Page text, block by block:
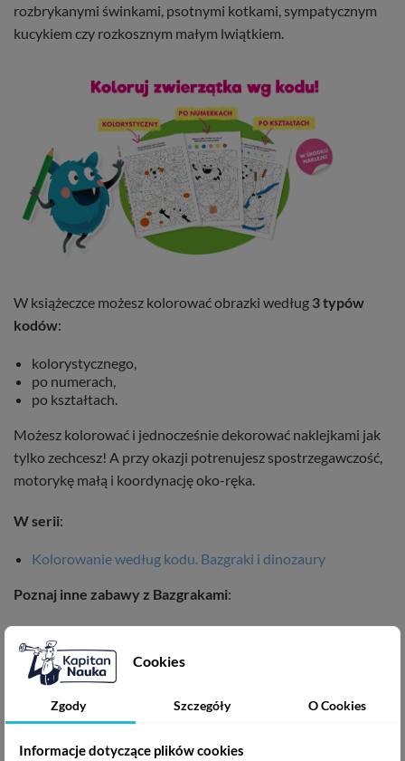
rozbrykanymi świnkami, psotnymi kotkami, sympatycznym
kucykiem czy rozkosznym małym lwiątkiem.
W książeczce możesz kolorować obrazki według 3 typów
kodów:
kolorystycznego,
po numerach,
po kształtach.
Możesz kolorować i jednocześnie dekorować naklejkami jak
tylko zechcesz! A przy okazji potrenujesz spostrzegawczość,
motorykę małą i koordynację oko-ręka.
W serii:
Kolorowanie według kodu. Bazgraki i dinozaury
Poznaj inne zabawy z Bazgrakami:
Bazgraki i zabawy 4-latków
Bazgraki i zabawy 5-latków
Bazgraki i zabawy 6-latków
Bazgraki. W podróży
Bazgraki. Emocje
Cookies
Zgody Szczegóły O Cookies
Informacje dotyczące plików cookies